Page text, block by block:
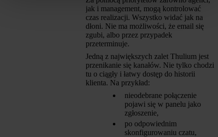
jak i management, mogą kontrolować
czas realizacji. Wszystko widać jak na
dłoni. Nie ma możliwości, że email się
zgubi, albo przez przypadek
przeterminuje.
Jedną z największych zalet Thulium jest
przenikanie się kanałów. Nie tylko chodzi
tu o ciągły i łatwy dostęp do historii
klienta. Na przykład:
nieodebrane połączenie
pojawi się w panelu jako
zgłoszenie,
po odpowiednim
skonfigurowaniu czatu,